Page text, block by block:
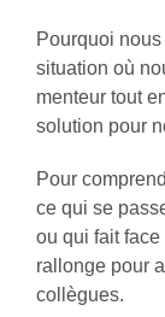
Pourquoi
situation où
menteur tout
solution pour
Pour
ce qui se
ou qui fait
rallonge pour
collègues.